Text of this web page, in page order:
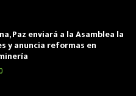
Paz enviará a la Asamblea la
y anuncia reformas en